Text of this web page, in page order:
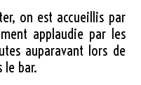
on est accueillis par
applaudie par les
auparavant lors de
le bar.